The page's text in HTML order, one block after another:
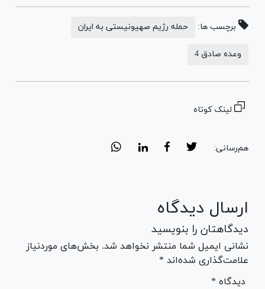
برچسب ها: حمله رژیم صهیونیستی به ایران
وعده صادق 4
لینک کوتاه
هم‌رسانی:
ارسال دیدگاه
دیدگاهتان را بنویسید
نشانی ایمیل شما منتشر نخواهد شد. بخش‌های موردنیاز
علامت‌گذاری شده‌اند *
* دیدگاه